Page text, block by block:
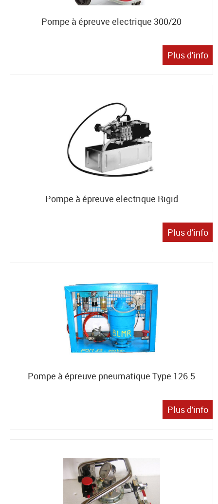
Pompe à épreuve electrique 300/20
Plus d'info
Pompe à épreuve electrique Rigid
Plus d'info
Pompe à épreuve pneumatique Type 126.5
Plus d'info